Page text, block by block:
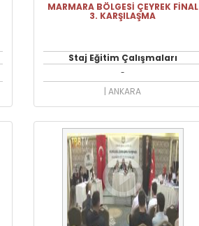
MARMARA BÖLGESİ ÇEYREK FİNAL
3. KARŞILAŞMA
Staj Eğitim Çalışmaları
-
| ANKARA